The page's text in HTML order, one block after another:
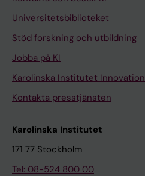
Universitetsbiblioteket
Stöd forskning och utbildning
Jobba på KI
Karolinska Institutet Innovation
Kontakta presstjänsten
Karolinska Institutet
171 77 Stockholm
Tel: 08-524 800 00